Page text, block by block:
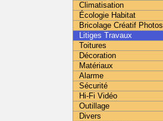
Climatisation
Écologie Habitat
Bricolage Créatif Photos
Litiges Travaux
Toitures
Décoration
Matériaux
Alarme
Sécurité
Hi-Fi Vidéo
Outillage
Divers